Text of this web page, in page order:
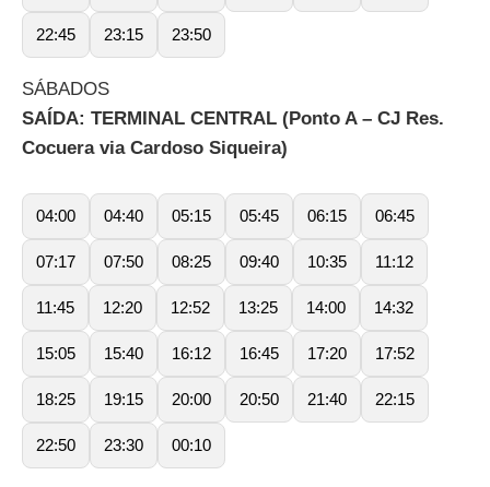
22:45 23:15 23:50
SÁBADOS
SAÍDA: TERMINAL CENTRAL (Ponto A – CJ Res.
Cocuera via Cardoso Siqueira)
04:00 04:40 05:15 05:45 06:15 06:45
07:17 07:50 08:25 09:40 10:35 11:12
11:45 12:20 12:52 13:25 14:00 14:32
15:05 15:40 16:12 16:45 17:20 17:52
18:25 19:15 20:00 20:50 21:40 22:15
22:50 23:30 00:10